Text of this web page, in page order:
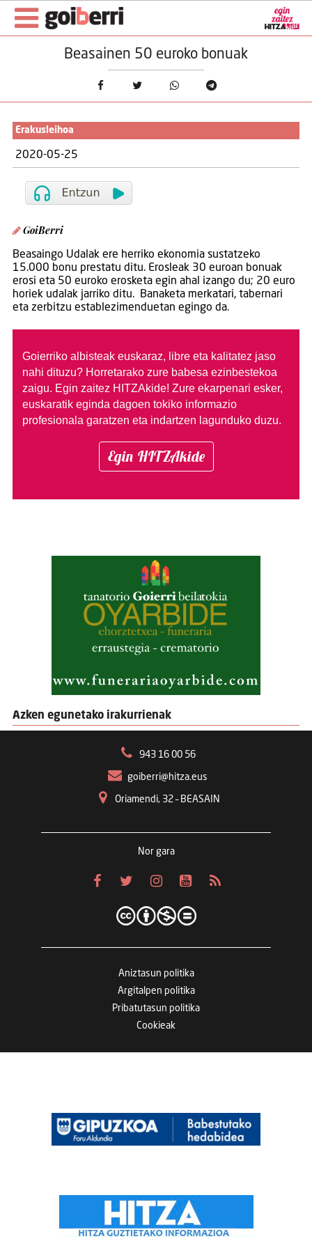
Beasainen 50 euroko bonuak
Erakusleihoa
2020-05-25
GoiBerri
Beasaingo Udalak ere herriko ekonomia sustatzeko
15.000 bonu prestatu ditu. Erosleak 30 euroan bonuak
erosi eta 50 euroko erosketa egin ahal izango du; 20 euro
horiek udalak jarriko ditu. Banaketa merkatari, tabernari
eta zerbitzu establezimenduetan egingo da.
Goierriko albisteak euskaraz, libre eta kalitatez jaso
nahi dituzu? Horretarako zure babesa ezinbestekoa
zaigu. Egin zaitez HITZAkide! Zure ekarpenari esker,
euskaratik eginda dagoen tokiko informazio
profesionala garatzen eta indartzen lagunduko duzu.
Egin HITZAkide
Azken egunetako irakurrienak
943 16 00 56
goiberri@hitza.eus
Oriamendi, 32 – BEASAIN
Nor gara
Aniztasun politika
Argitalpen politika
Pribatutasun politika
Cookieak